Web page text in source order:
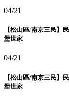
04/21
【松山區/南京三民】
堡世家
04/21
【松山區/南京三民】
堡世家